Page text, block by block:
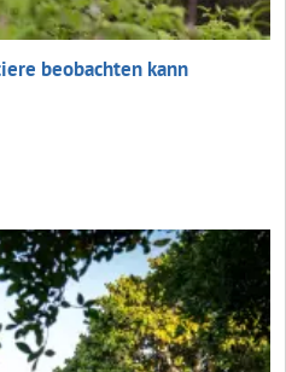
beobachten kann